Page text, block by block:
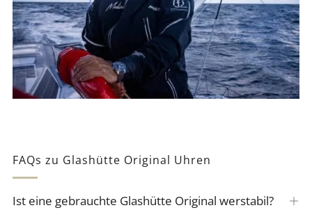
FAQs zu Glashütte Original Uhren
Ist eine gebrauchte Glashütte Original werstabil?